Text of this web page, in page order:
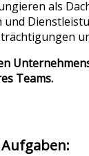
als
und
Teams.